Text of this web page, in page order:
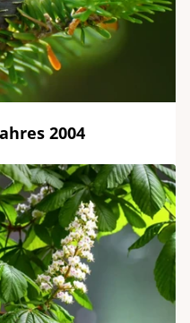
2004